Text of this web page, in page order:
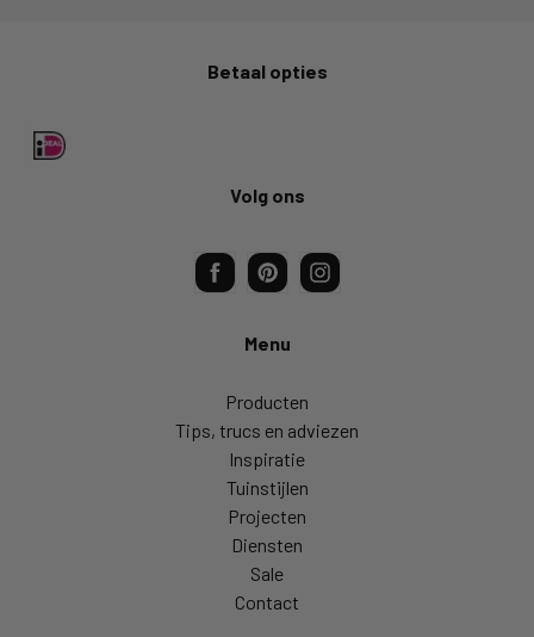
Betaal opties
Volg ons
Menu
Producten
Tips, trucs en adviezen
Inspiratie
Tuinstijlen
Projecten
Diensten
Sale
Contact